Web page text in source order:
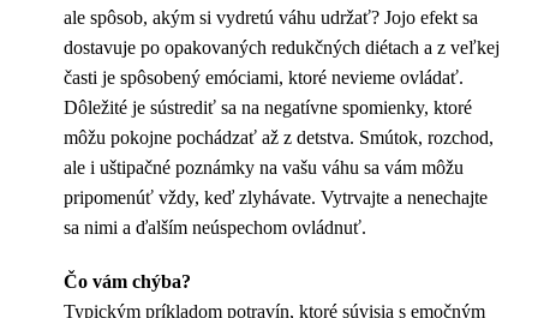
ale spôsob, akým si vydretú váhu udržať? Jojo efekt sa
dostavuje po opakovaných redukčných diétach a z veľkej
časti je spôsobený emóciami, ktoré nevieme ovládať.
Dôležité je sústrediť sa na negatívne spomienky, ktoré
môžu pokojne pochádzať až z detstva. Smútok, rozchod,
ale i uštipačné poznámky na vašu váhu sa vám môžu
pripomenúť vždy, keď zlyhávate. Vytrvajte a nenechajte
sa nimi a ďalším neúspechom ovládnuť.
Čo vám chýba?
Typickým príkladom potravín, ktoré súvisia s emočným